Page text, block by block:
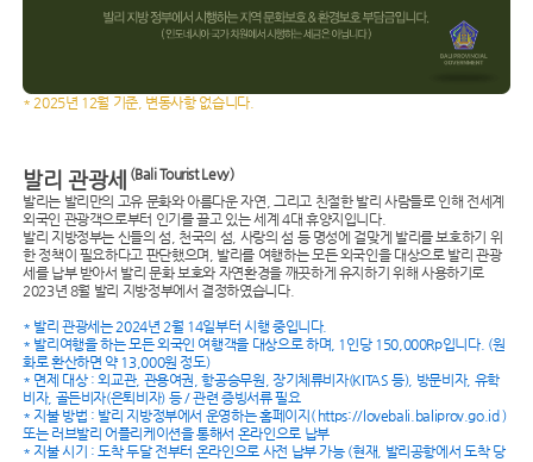
* 2025년 12월 기준, 변동사항 없습니다.
발리 관광세 (Bali Tourist Levy)
발리는 발리만의 고유 문화와 아름다운 자연, 그리고 친절한 발리 사람들로 인해 전세계
외국인 관광객으로부터 인기를 끌고 있는 세계 4대 휴양지입니다.
발리 지방정부는 신들의 섬, 천국의 섬, 사랑의 섬 등 명성에 걸맞게 발리를 보호하기 위
한 정책이 필요하다고 판단했으며, 발리를 여행하는 모든 외국인을 대상으로 발리 관광
세를 납부 받아서 발리 문화 보호와 자연환경을 깨끗하게 유지하기 위해 사용하기로
2023년 8월 발리 지방정부에서 결정하였습니다.
* 발리 관광세는 2024년 2월 14일부터 시행 중입니다.
* 발리여행을 하는 모든 외국인 여행객을 대상으로 하며, 1인당 150,000Rp입니다. (원
화로 환산하면 약 13,000원 정도)
* 면제 대상 : 외교관, 관용여권, 항공승무원, 장기체류비자(KITAS 등), 방문비자, 유학
비자, 골든비자(은퇴비자) 등 / 관련 증빙서류 필요
* 지불 방법 : 발리 지방정부에서 운영하는 홈페이지( https://lovebali.baliprov.go.id )
또는 러브발리 어플리케이션을 통해서 온라인으로 납부
* 지불 시기 : 도착 두달 전부터 온라인으로 사전 납부 가능 (현재, 발리공항에서 도착 당